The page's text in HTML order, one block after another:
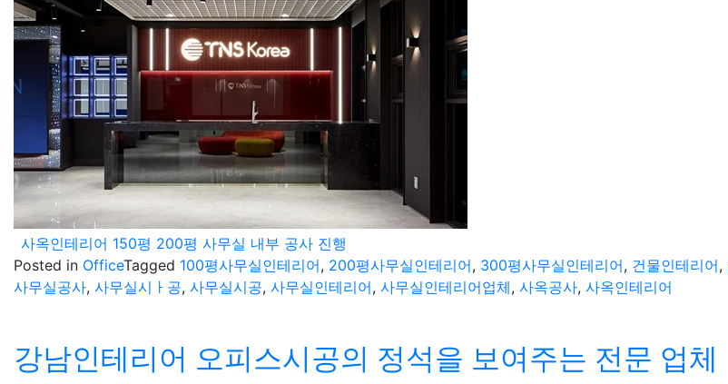
사옥인테리어 150평 200평 사무실 내부 공사 진행
Posted in OfficeTagged 100평사무실인테리어, 200평사무실인테리어, 300평사무실인테리어, 건물인테리어,
사무실공사, 사무실시ㅏ공, 사무실시공, 사무실인테리어, 사무실인테리어업체, 사옥공사, 사옥인테리어
강남인테리어 오피스시공의 정석을 보여주는 전문 업체